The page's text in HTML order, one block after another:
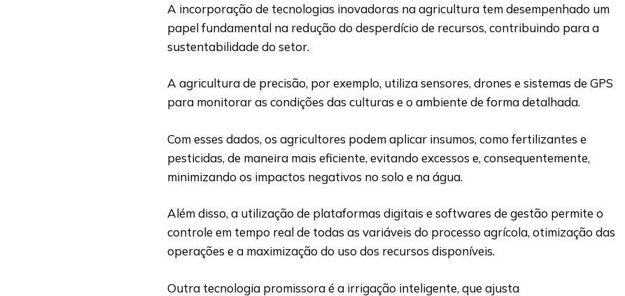
A incorporação de tecnologias inovadoras na agricultura tem desempenhado um
papel fundamental na redução do desperdício de recursos, contribuindo para a
sustentabilidade do setor.
A agricultura de precisão, por exemplo, utiliza sensores, drones e sistemas de GPS
para monitorar as condições das culturas e o ambiente de forma detalhada.
Com esses dados, os agricultores podem aplicar insumos, como fertilizantes e
pesticidas, de maneira mais eficiente, evitando excessos e, consequentemente,
minimizando os impactos negativos no solo e na água.
Além disso, a utilização de plataformas digitais e softwares de gestão permite o
controle em tempo real de todas as variáveis do processo agrícola, otimização das
operações e a maximização do uso dos recursos disponíveis.
Outra tecnologia promissora é a irrigação inteligente, que ajusta